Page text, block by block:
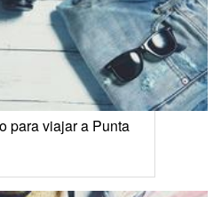
para viajar a Punta